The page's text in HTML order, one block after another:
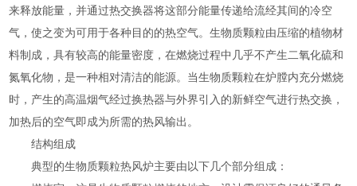
来释放能量，并通过热交换器将这部分能量传递给流经其间的冷空
气，使之变为可用于各种目的的热空气。生物质颗粒由压缩的植物材
料制成，具有较高的能量密度，在燃烧过程中几乎不产生二氧化硫和
氮氧化物，是一种相对清洁的能源。当生物质颗粒在炉膛内充分燃烧
时，产生的高温烟气经过换热器与外界引入的新鲜空气进行热交换，
加热后的空气即成为所需的热风输出。
结构组成
典型的生物质颗粒热风炉主要由以下几个部分组成：